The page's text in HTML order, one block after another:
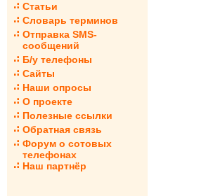
Статьи
Словарь терминов
Отправка SMS-
сообщений
Б/у телефоны
Сайты
Наши опросы
О проекте
Полезные ссылки
Обратная связь
Форум о сотовых
телефонах
Наш партнёр